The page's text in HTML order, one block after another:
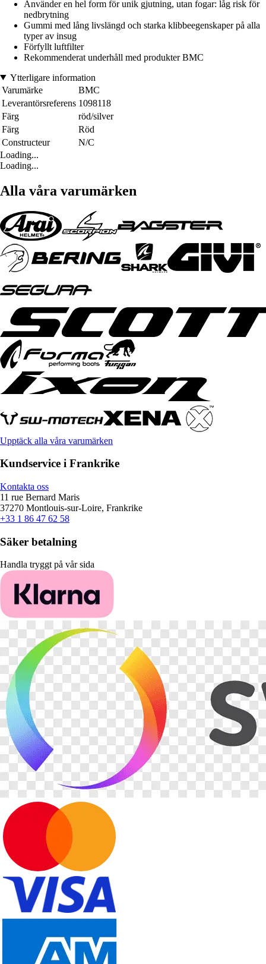
Använder en hel form för unik gjutning, utan fogar: låg risk för
nedbrytning
Gummi med lång livslängd och starka klibbeegenskaper på alla
typer av insug
Förfyllt luftfilter
Rekommenderat underhåll med produkter BMC
Ytterligare information
Varumärke
BMC
Leverantörsreferens 1098118
Färg
röd/silver
Färg
Röd
Constructeur
N/C
Loading...
Loading...
Alla våra varumärken
Upptäck alla våra varumärken
Kundservice i Frankrike
Kontakta oss
11 rue Bernard Maris
37270 Montlouis-sur-Loire, Frankrike
+33 1 86 47 62 58
Säker betalning
Handla tryggt på vår sida